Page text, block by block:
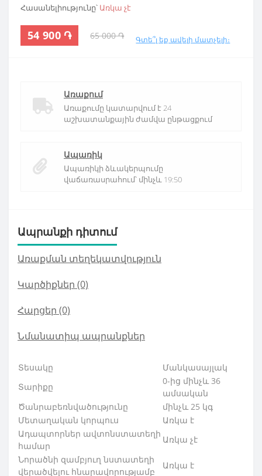
Հասանելիությունը՝ Առկա չէ
54 900 ֏ 65 000 ֏ Գտե՞լ եք ավելի մատչելի։
Առաքում
Առաքումը կատարվում է 24
աշխատանքային ժամվա ընթացքում
Ապառիկ
Ապառիկի ձևակերպումը
վաճառասրահում՝ մինչև 19:50
Ապրանքի դիտում
Առաքման տեղեկատվություն
Կարծիքներ (0)
Հարցեր (0)
Նմանատիպ ապրանքներ
Տեսակը
Մանկասայլակ
Տարիքը
0-ից մինչև 36
ամսական
Ծանրաբեռնվածությունը
մինչև 25 կգ
Մետաղական կորպուս
Առկա է
Ադապտորներ ավտոնստատեղի
համար
Առկա չէ
Նորածնի զամբյուղ նստատեղի
վերածվելու հնարավորությամբ
Առկա է